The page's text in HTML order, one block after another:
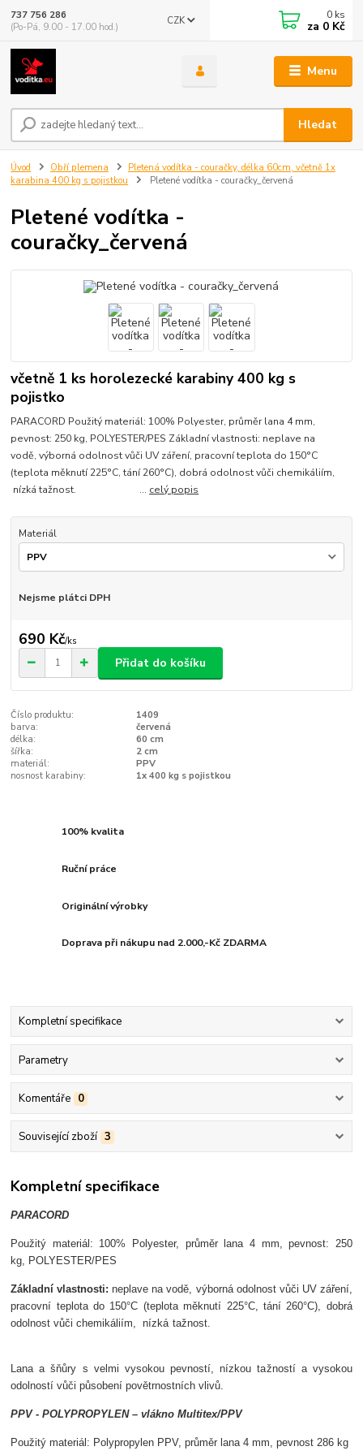
Menu
CZK
Hledat
737 756 286
(Po-Pá, 9.00 - 17.00 hod.)
0 ks
za 0 Kč
Úvod Obří plemena
Pletená vodítka - couračky, délka 60cm, včetně 1x
karabina 400 kg s pojistkou
Pletené vodítka - couračky_červená
Pletené vodítka -
couračky_červená
včetně 1 ks horolezecké karabiny 400 kg s
pojistko
PARACORD Použitý materiál: 100% Polyester, průměr lana 4 mm,
pevnost: 250 kg, POLYESTER/PES Základní vlastnosti: neplave na
vodě, výborná odolnost vůči UV záření, pracovní teplota do 150°C
(teplota měknutí 225°C, tání 260°C), dobrá odolnost vůči chemikáliím,
nízká tažnost. ... celý popis
Materiál
Nejsme plátci DPH
690 Kč/ks
Přidat do košíku
Číslo produktu:
1409
barva:
červená
délka:
60 cm
šířka:
2 cm
materiál:
PPV
nosnost karabiny:
1x 400 kg s pojistkou
100% kvalita
Ruční práce
Originální výrobky
Doprava při nákupu nad 2.000,-Kč ZDARMA
Kompletní specifikace
Parametry
Komentáře 0
Související zboží 3
Kompletní specifikace
PARACORD
Použitý materiál: 100% Polyester, průměr lana 4 mm, pevnost: 250
kg, POLYESTER/PES
Základní vlastnosti:neplave na vodě, výborná odolnost vůči UV záření,
pracovní teplota do 150°C (teplota měknutí 225°C, tání 260°C),
dobrá
odolnost vůči chemikáliím, nízká tažnost.
Lana ašňůry s velmi vysokou pevností, nízkou tažností a vysokou
odolností vůči působení povětrnostních vlivů.
PPV - POLYPROPYLEN– vlákno Multitex/PPV
Použitý materiál: Polypropylen PPV, průměr lana 4 mm, pevnost 286 kg